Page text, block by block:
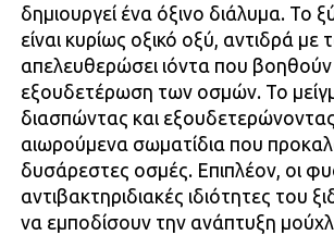
δημιουργεί ένα όξινο διάλυμα. Το
είναι κυρίως οξικό οξύ, αντιδρά με
απελευθερώσει ιόντα που
εξουδετέρωση των οσμών. Το
διασπώντας και
αιωρούμενα σωματίδια που
δυσάρεστες οσμές. Επιπλέον, οι
αντιβακτηριδιακές ιδιότητες του
να εμποδίσουν την ανάπτυξη